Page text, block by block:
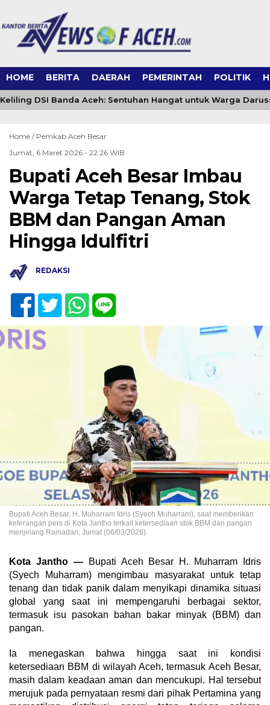
HOME BERITA DAERAH PEMERINTAH POLITIK
DSI Banda Aceh: Sentuhan Hangat untuk Warga
Home / Pemkab Aceh Besar
Jumat, 6 Maret 2026 - 22:26 WIB
Bupati Aceh Besar Imbau
Warga Tetap Tenang, Stok
BBM dan Pangan Aman
Hingga Idulfitri
REDAKSI
Bupati Aceh Besar, H. Muharram Idris (Syech Muharram), saat memberikan
keterangan pers di Kota Jantho terkait ketersediaan stok BBM dan pangan
menjelang Ramadan, Jumat (06/03/2026).
Kota Jantho —Bupati Aceh Besar H. Muharram Idris
(Syech Muharram) mengimbau masyarakat untuk tetap
tenang dan tidak panik dalam menyikapi dinamika situasi
global yang saat ini mempengaruhi berbagai sektor,
termasuk isu pasokan bahan bakar minyak (BBM) dan
pangan.
Ia menegaskan bahwa hingga saat ini kondisi
ketersediaan BBM di wilayah Aceh, termasuk Aceh Besar,
masih dalam keadaan aman dan mencukupi. Hal tersebut
merujuk pada pernyataan resmi dari pihak Pertamina yang